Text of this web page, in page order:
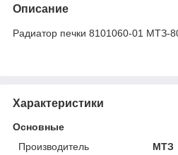
Описание
Радиатор печки 8101060-01 МТЗ-
Характеристики
Основные
Производитель
МТЗ